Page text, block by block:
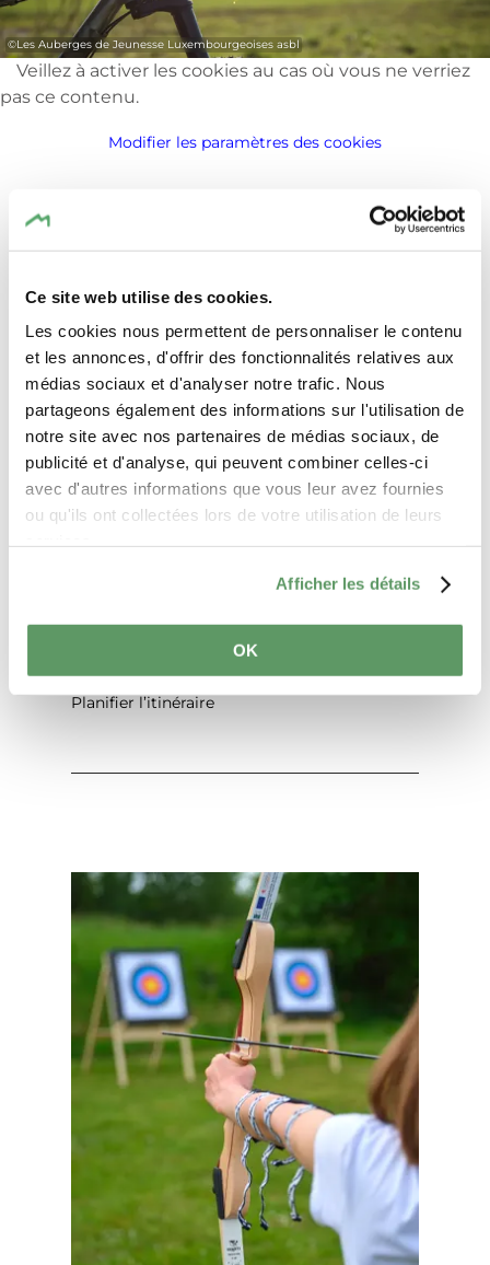
Ce site web utilise des cookies.
Les cookies nous permettent de personnaliser le contenu
et les annonces, d'offrir des fonctionnalités relatives aux
médias sociaux et d'analyser notre trafic. Nous
partageons également des informations sur l'utilisation de
notre site avec nos partenaires de médias sociaux, de
publicité et d'analyse, qui peuvent combiner celles-ci
avec d'autres informations que vous leur avez fournies
ou qu'ils ont collectées lors de votre utilisation de leurs
Afficher les détails
OK
l'auberge de jeunesse sans faire de sport, tu
es bien sûr le bienvenus, sans inscription.
Visitez l'auberge de jeunesse en toute
s'amusent gratuitement dans l'aire de jeux
©Les Auberges de Jeunesse Luxembourgeoises asbl
Veillez à activer les cookies au cas où vous ne verriez
pas ce contenu.
Modifier les paramètres des cookies
Lieu
Adresse:
55, route de Dillingen
L-6315 BEAUFORT
Afficher sur la carte
Planifier l’itinéraire